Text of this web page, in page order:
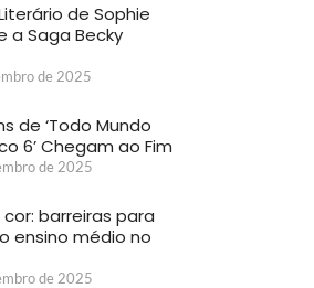
de Sophie
a Saga Becky
de 2025
de ‘Todo Mundo
6’ Chegam ao Fim
de 2025
barreiras para
ensino médio no
de 2025